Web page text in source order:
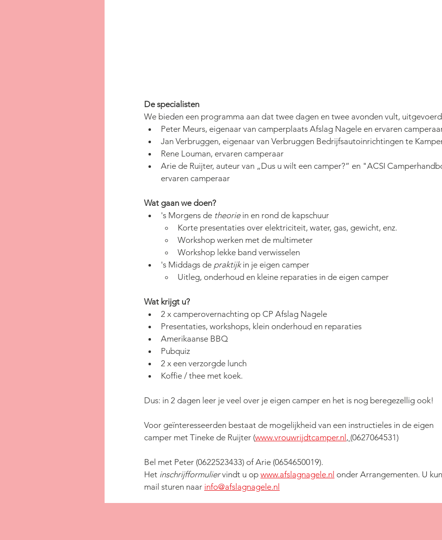
De specialisten
We bieden een programma aan dat twee dagen en twee avonden vult,
Peter Meurs, eigenaar van camperplaats Afslag Nagele en ervaren
Jan Verbruggen, eigenaar van Verbruggen Bedrijfsautoinrichtingen te
Rene Louman, ervaren camperaar
Arie de Ruijter, auteur van „Dus u wilt een camper?” en "ACSI
ervaren camperaar
Wat gaan we doen?
's Morgens de theorie in en rond de kapschuur
Korte presentaties over elektriciteit, water, gas, gewicht, enz.
Workshop werken met de multimeter
Workshop lekke band verwisselen
's Middags de praktijk in je eigen camper
Uitleg, onderhoud en kleine reparaties in de eigen camper
Wat krijgt u?
2 x camperovernachting op CP Afslag Nagele
Presentaties, workshops, klein onderhoud en reparaties
Amerikaanse BBQ
Pubquiz
2 x een verzorgde lunch
Koffie / thee met koek.
Dus: in 2 dagen leer je veel over je eigen camper en het is nog beregezellig ook!
Voor geïnteresseerden bestaat de mogelijkheid van een instructieles in de eigen
camper met Tineke de Ruijter (www.vrouwrijdtcamper.nl, ‭(0627064531‬)
Bel met Peter (‭0622523433‬) of Arie (0654650019).
Het inschrijfformulier vindt u op www.afslagnagele.nl onder Arrangementen. U
mail sturen naar info@afslagnagele.nl